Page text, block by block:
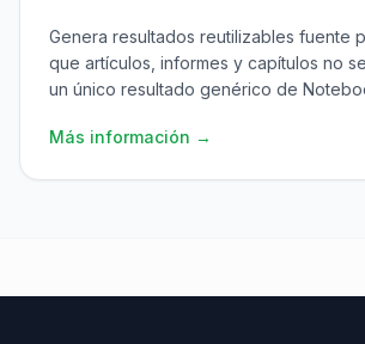
Genera resultados reutilizables fuente
que artículos, informes y capítulos no
un único resultado genérico de
Más información →